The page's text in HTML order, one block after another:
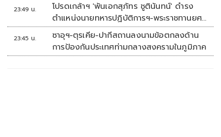
23:49 น.
โปรดเกล้าฯ 'พันเอกสุภัทร ชูตินันทน์' ดำรง
ตำแหน่งนายทหารปฏิบัติการฯ-พระราชทานยศ
'พลตรี'
23:45 น.
ซาอุฯ-ตุรเคีย-ปากีสถานลงนามข้อตกลงด้าน
การป้องกันประเทศท่ามกลางสงครามในภูมิภาค